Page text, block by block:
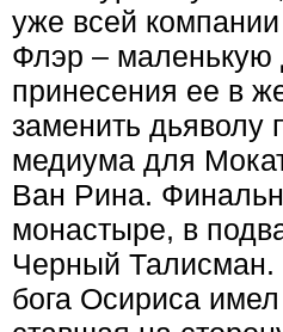
уже всей
Флэр –
принесения ее в
заменить
медиума для
Ван Рина.
монастыре, в
Черный Талисман.
бога Осириса